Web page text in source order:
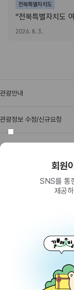
전북특별자치도
2026. 8. 3.
회원
SNS를 통
제공
관광안내
관광정보 수정/신규요청
관광정보
202-
통신판매업신고
제